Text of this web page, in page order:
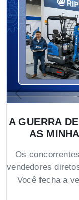
A GUERRA
AS
Os
vendedores
Você fecha a